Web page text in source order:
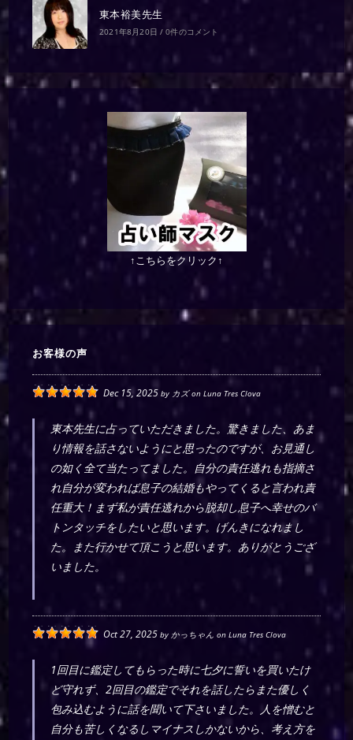
東本裕美先生
2021年8月20日 / 0件のコメント
↑こちらをクリック↑
お客様の声
Dec 15, 2025 by カズonLuna Tres Clova
東本先生に占っていただきました。驚きました、あま
り情報を話さないようにと思ったのですが、お見通し
の如く全て当たってました。自分の責任逃れも指摘さ
れ自分が変われば息子の結婚もやってくると言われ責
任重大！まず私が責任逃れから脱却し息子へ幸せのバ
トンタッチをしたいと思います。げんきになれまし
た。また行かせて頂こうと思います。ありがとうござ
いました。
Oct 27, 2025 by かっちゃん onLuna Tres Clova
1回目に鑑定してもらった時に七夕に誓いを買いたけ
ど守れず、2回目の鑑定でそれを話したらまた優しく
包み込むように話を聞いて下さいました。人を憎むと
自分も苦しくなるしマイナスしかないから、考え方を